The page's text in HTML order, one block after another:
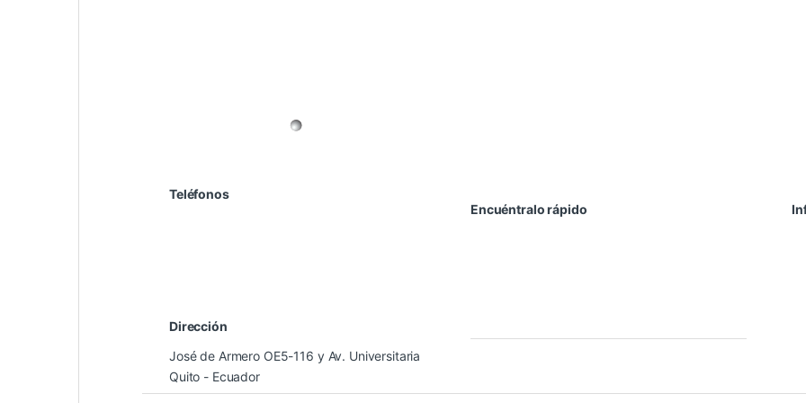
Teléfonos
Dirección
José de Armero OE5-116 y Av. Universitaria
Quito - Ecuador
Encuéntralo rápido